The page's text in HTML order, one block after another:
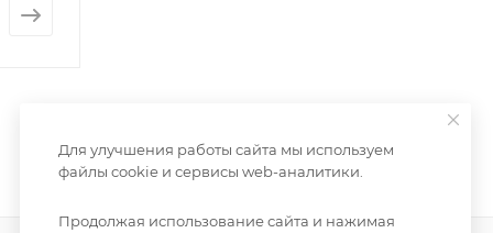
Для улучшения работы сайта мы используем
файлы cookie и сервисы web-аналитики.
Продолжая использование сайта и нажимая